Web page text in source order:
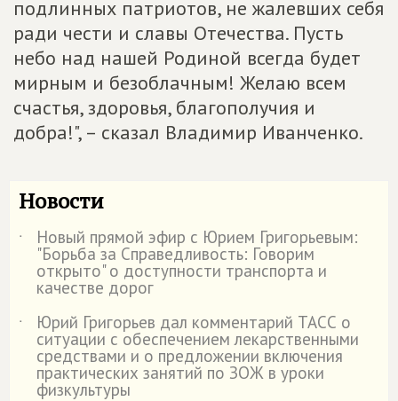
подлинных патриотов, не жалевших себя
ради чести и славы Отечества. Пусть
небо над нашей Родиной всегда будет
мирным и безоблачным! Желаю всем
счастья, здоровья, благополучия и
добра!", – сказал Владимир Иванченко.
Новости
˙ Новый прямой эфир с Юрием Григорьевым:
"Борьба за Справедливость: Говорим
открыто" о доступности транспорта и
качестве дорог
˙
Юрий Григорьев дал комментарий ТАСС о
ситуации с обеспечением лекарственными
средствами и о предложении включения
практических занятий по ЗОЖ в уроки
физкультуры